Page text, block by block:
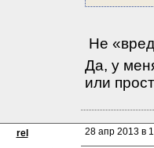
Не
Да, у
или
rel 28 апр 2013 в